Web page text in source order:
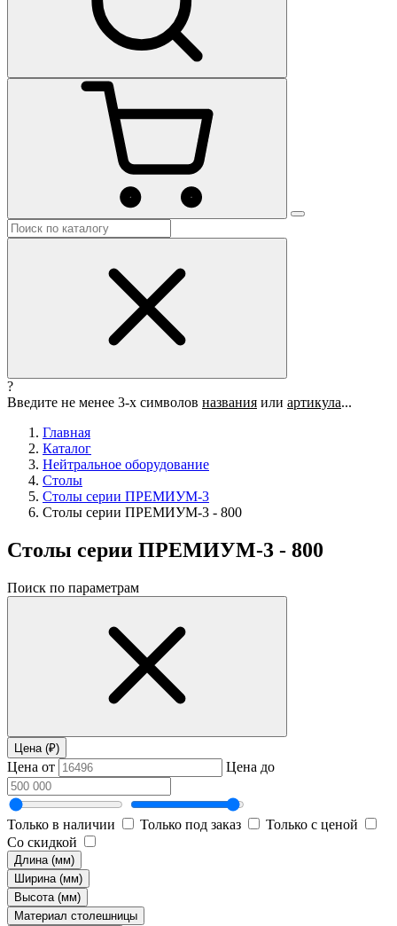
?
Введите не менее 3-х символов названия или артикула...
Главная
Каталог
Нейтральное оборудование
Столы
Столы серии ПРЕМИУМ-3
Столы серии ПРЕМИУМ-3 - 800
Столы серии ПРЕМИУМ-3 - 800
Поиск по параметрам
Цена (₽)
Цена от Цена до
Только в наличии Только под заказ
Только с ценой
Со скидкой
Длина (мм)
Ширина (мм)
Высота (мм)
Материал столешницы